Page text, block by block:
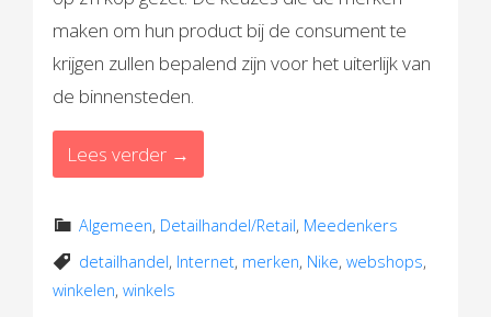
maken om hun product bij de consument te
krijgen zullen bepalend zijn voor het uiterlijk van
de binnensteden.
Lees verder →
Algemeen, Detailhandel/Retail, Meedenkers
detailhandel, Internet, merken, Nike,webshops,
winkelen,winkels